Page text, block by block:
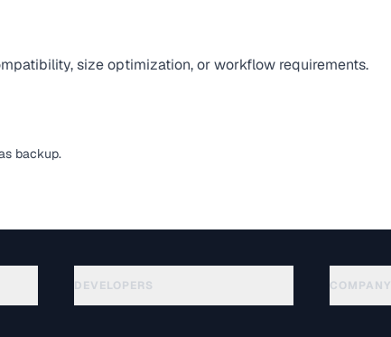
size optimization, or workflow requirements.
backup.
DEVELOPERS COMPANY